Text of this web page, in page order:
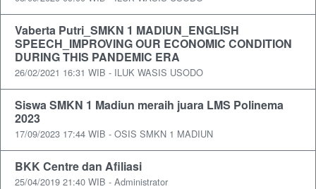
Vaberta Putri_SMKN 1 MADIUN_ENGLISH
SPEECH_IMPROVING OUR ECONOMIC CONDITION
DURING THIS PANDEMIC ERA
26/02/2021 16:31 WIB - ILUK WASIS USODO
Siswa SMKN 1 Madiun meraih juara LMS Polinema
2023
17/09/2023 17:44 WIB - OSIS SMKN 1 MADIUN
BKK Centre dan Afiliasi
25/04/2019 21:40 WIB - Administrator